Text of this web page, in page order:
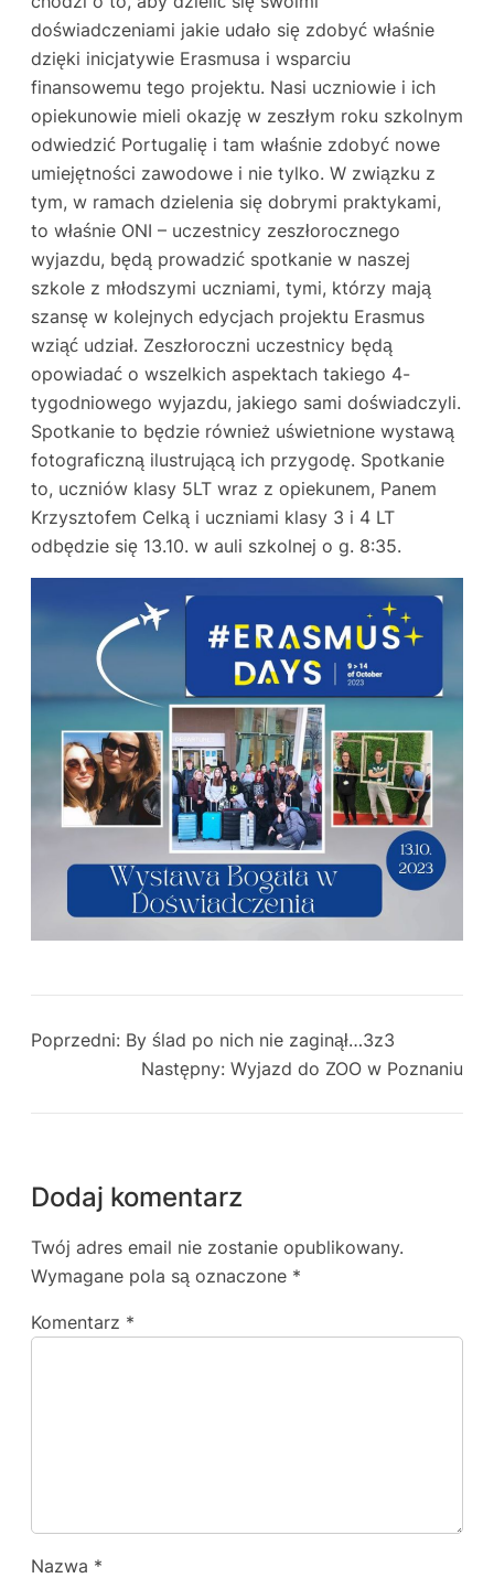
doświadczeniami jakie udało się zdobyć właśnie
dzięki inicjatywie Erasmusa i wsparciu
finansowemu tego projektu. Nasi uczniowie i ich
opiekunowie mieli okazję w zeszłym roku szkolnym
odwiedzić Portugalię i tam właśnie zdobyć nowe
umiejętności zawodowe i nie tylko. W związku z
tym, w ramach dzielenia się dobrymi praktykami,
to właśnie ONI – uczestnicy zeszłorocznego
wyjazdu, będą prowadzić spotkanie w naszej
szkole z młodszymi uczniami, tymi, którzy mają
szansę w kolejnych edycjach projektu Erasmus
wziąć udział. Zeszłoroczni uczestnicy będą
opowiadać o wszelkich aspektach takiego 4-
tygodniowego wyjazdu, jakiego sami doświadczyli.
Spotkanie to będzie również uświetnione wystawą
fotograficzną ilustrującą ich przygodę. Spotkanie
to, uczniów klasy 5LT wraz z opiekunem, Panem
Krzysztofem Celką i uczniami klasy 3 i 4 LT
odbędzie się 13.10. w auli szkolnej o g. 8:35.
Poprzedni: By ślad po nich nie zaginął…3z3
Następny: Wyjazd do ZOO w Poznaniu
Dodaj komentarz
Twój adres email nie zostanie opublikowany.
Wymagane pola są oznaczone *
Komentarz *
Nazwa *